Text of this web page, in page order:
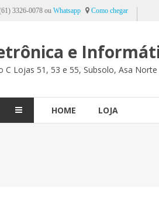
3326-0078 ou Whatsapp Como chegar
e
C Lojas 51, 53 e 55, Subsolo, Asa
HOME LOJA